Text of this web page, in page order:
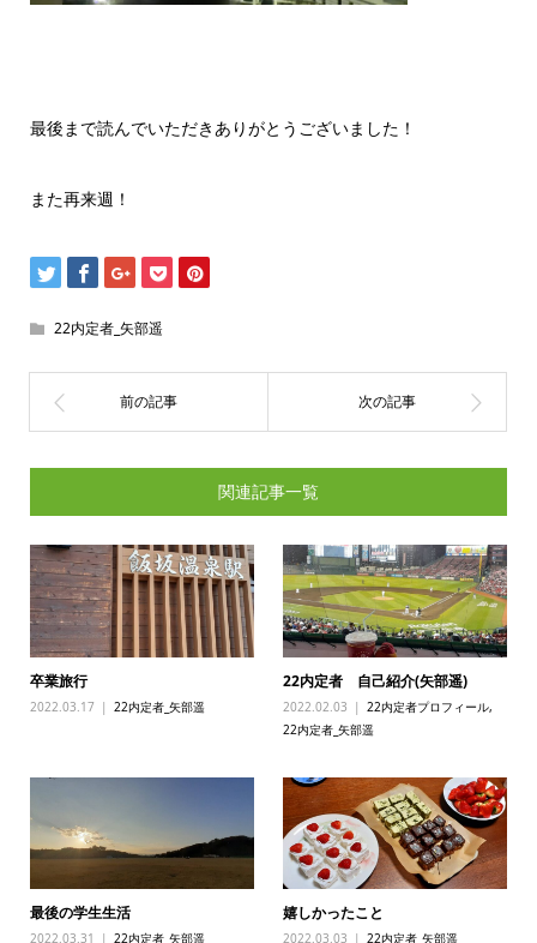
最後まで読んでいただきありがとうございました！
また再来週！
22内定者_矢部遥
関連記事一覧
卒業旅行
2022.03.17 22内定者_矢部遥
22内定者 自己紹介(矢部遥)
2022.02.03 22内定者プロフィール,
22内定者_矢部遥
最後の学生生活
2022.03.31 22内定者_矢部遥
嬉しかったこと
2022.03.03 22内定者_矢部遥